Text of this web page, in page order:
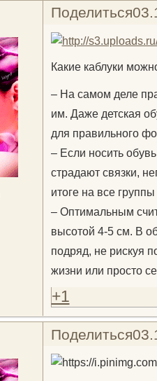
Поделиться
Какие каблуки
– На самом деле
им. Даже детская
для правильного
– Если носить
страдают связки,
итоге на все
– Оптимальным
высотой 4-5 см. В
подряд, не рискуя
жизни или просто
+1
Поделиться